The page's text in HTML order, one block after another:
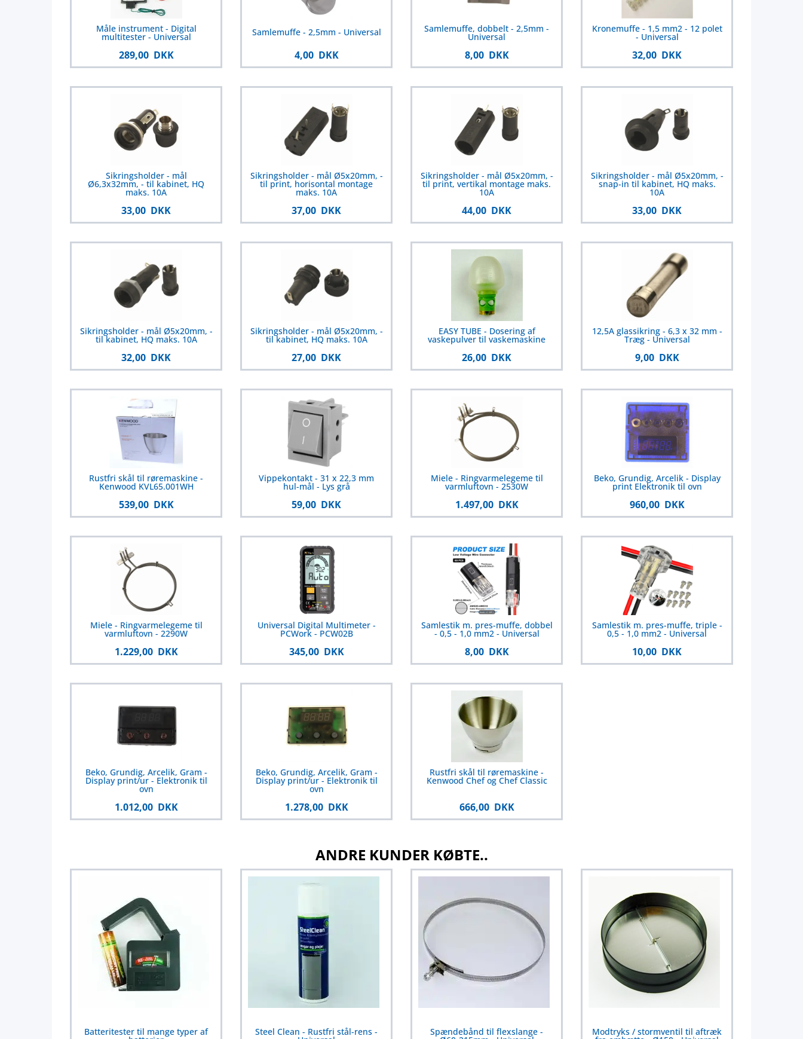
Måle instrument - Digital
multitester - Universal
289,00 DKK
Samlemuffe - 2,5mm - Universal
4,00 DKK
Samlemuffe, dobbelt - 2,5mm -
Universal
8,00 DKK
Kronemuffe - 1,5 mm2 - 12 polet
- Universal
32,00 DKK
Sikringsholder - mål
Ø6,3x32mm, - til kabinet, HQ
maks. 10A
33,00 DKK
Sikringsholder - mål Ø5x20mm, -
til print, horisontal montage
maks. 10A
37,00 DKK
Sikringsholder - mål Ø5x20mm, -
til print, vertikal montage maks.
10A
44,00 DKK
Sikringsholder - mål Ø5x20mm, -
snap-in til kabinet, HQ maks.
10A
33,00 DKK
Sikringsholder - mål Ø5x20mm, -
til kabinet, HQ maks. 10A
32,00 DKK
Sikringsholder - mål Ø5x20mm, -
til kabinet, HQ maks. 10A
27,00 DKK
EASY TUBE - Dosering af
vaskepulver til vaskemaskine
26,00 DKK
12,5A glassikring - 6,3 x 32 mm -
Træg - Universal
9,00 DKK
Rustfri skål til røremaskine -
Kenwood KVL65.001WH
539,00 DKK
Vippekontakt - 31 x 22,3 mm
hul-mål - Lys grå
59,00 DKK
Miele - Ringvarmelegeme til
varmluftovn - 2530W
1.497,00 DKK
Beko, Grundig, Arcelik - Display
print Elektronik til ovn
960,00 DKK
Miele - Ringvarmelegeme til
varmluftovn - 2290W
1.229,00 DKK
Universal Digital Multimeter -
PCWork - PCW02B
345,00 DKK
Samlestik m. pres-muffe, dobbel
- 0,5 - 1,0 mm2 - Universal
8,00 DKK
Samlestik m. pres-muffe, triple -
0,5 - 1,0 mm2 - Universal
10,00 DKK
Beko, Grundig, Arcelik, Gram -
Display print/ur - Elektronik til
ovn
1.012,00 DKK
Beko, Grundig, Arcelik, Gram -
Display print/ur - Elektronik til
ovn
1.278,00 DKK
Rustfri skål til røremaskine -
Kenwood Chef og Chef Classic
666,00 DKK
ANDRE KUNDER KØBTE..
Batteritester til mange typer af Steel Clean - Rustfri stål-rens - Spændebånd til flexslange - Modtryks / stormventil til aftræk